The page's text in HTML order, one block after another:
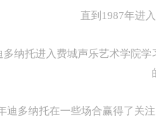
直到1987年进入威
托进入费城声乐艺术学院学
多纳托在一些场合赢得了关注